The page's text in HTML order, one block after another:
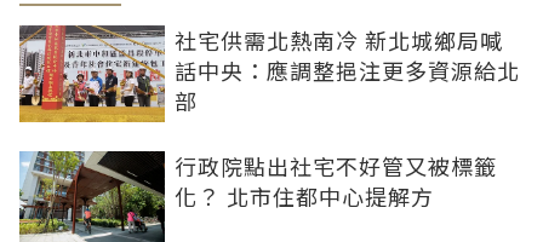
社宅供需北熱南冷 新北城鄉局喊
話中央：應調整挹注更多資源給北
部
行政院點出社宅不好管又被標籤
化？ 北市住都中心提解方